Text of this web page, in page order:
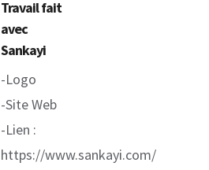
Travail fait
avec
Sankayi
-Logo
-Site Web
-Lien :
https://www.sankayi.com/